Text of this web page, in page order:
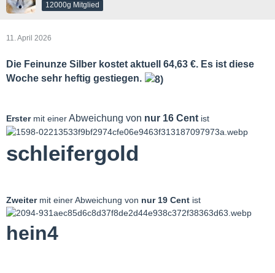
12000g Mitglied
11. April 2026
Die Feinunze Silber kostet aktuell 64,63 €. Es ist diese
Woche sehr heftig gestiegen.
Erster mit einerAbweichung von nur 16 Cent ist
schleifergold
Zweiter mit einer Abweichung von nur 19 Cent ist
hein4